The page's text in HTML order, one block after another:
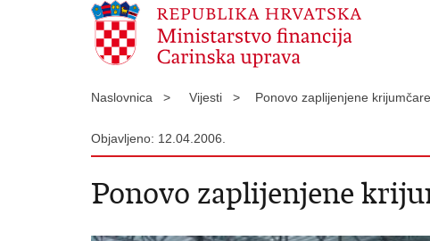
Naslovnica > Vijesti > Ponovo zaplijenjene
Objavljeno: 12.04.2006.
Ponovo zaplijenjene